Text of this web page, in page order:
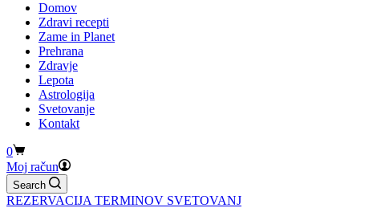
Domov
Zdravi recepti
Zame in Planet
Prehrana
Zdravje
Lepota
Astrologija
Svetovanje
Kontakt
Shopping
cart
0
Moj račun
Search
REZERVACIJA TERMINOV SVETOVANJ